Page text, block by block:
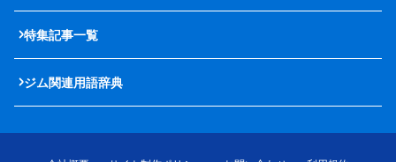
特集記事一覧
ジム関連用語辞典